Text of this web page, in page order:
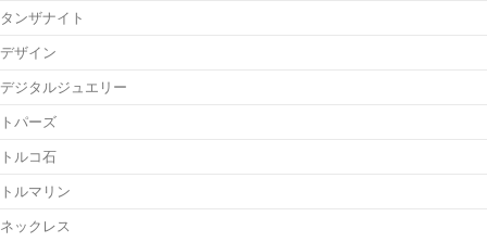
タンザナイト
デザイン
デジタルジュエリー
トパーズ
トルコ石
トルマリン
ネックレス